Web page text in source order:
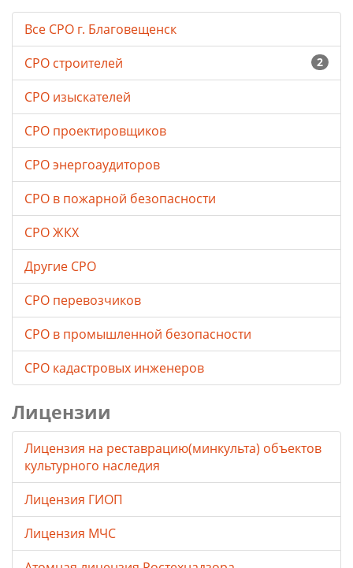
Все СРО г. Благовещенск
2
СРО строителей
СРО изыскателей
СРО проектировщиков
СРО энергоаудиторов
СРО в пожарной безопасности
СРО ЖКХ
Другие СРО
СРО перевозчиков
СРО в промышленной безопасности
СРО кадастровых инженеров
Лицензии
Лицензия на реставрацию(минкульта) объектов
культурного наследия
Лицензия ГИОП
Лицензия МЧС